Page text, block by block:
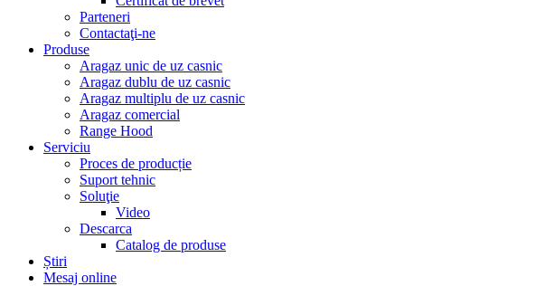
Parteneri
Contactaţi-ne
Produse
Aragaz unic de uz casnic
Aragaz dublu de uz casnic
Aragaz multiplu de uz casnic
Aragaz comercial
Range Hood
Serviciu
Proces de producție
Suport tehnic
Soluţie
Video
Descarca
Catalog de produse
Știri
Mesaj online